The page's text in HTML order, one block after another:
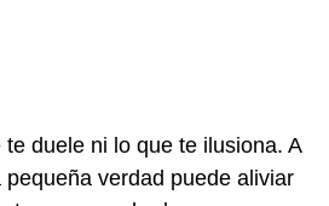
duele ni lo que te ilusiona. A
verdad puede aliviar